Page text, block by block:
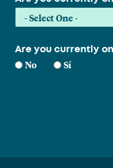
Are you currently
No Sí